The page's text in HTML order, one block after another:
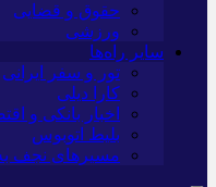
حقوق و قضایی
ورزشی
سایر راه‌ها
تور و سفر ایرانی
کارا دیلی
اخبار بانکی و
بلیط اتوبوس
مسیرهای نجف به